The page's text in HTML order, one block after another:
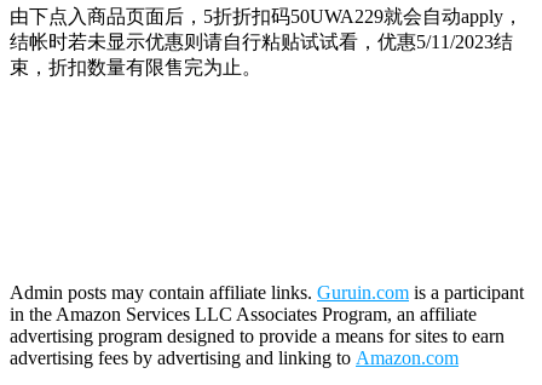
由下点入商品页面后，5折折扣码50UWA229就会自动apply，
结帐时若未显示优惠则请自行粘贴试试看，优惠5/11/2023结
束，折扣数量有限售完为止。
Admin posts may contain affiliate links. Guruin.com is a participant
in the Amazon Services LLC Associates Program, an affiliate
advertising program designed to provide a means for sites to earn
advertising fees by advertising and linking to Amazon.com